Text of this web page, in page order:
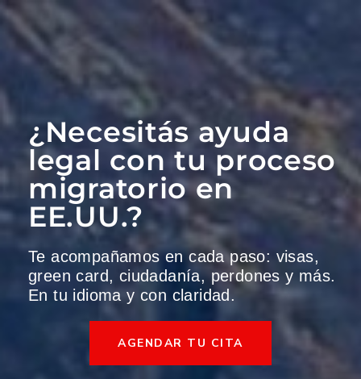
¿Necesitás ayuda
legal con tu proceso
migratorio en
EE.UU.?
Te acompañamos en cada paso: visas,
green card, ciudadanía, perdones y más.
En tu idioma y con claridad.
AGENDAR TU CITA